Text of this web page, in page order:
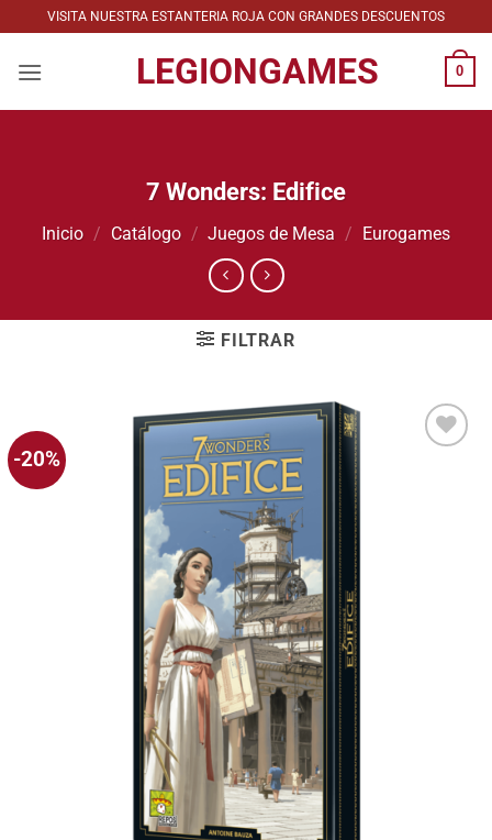
al
contenido
VISITA NUESTRA ESTANTERIA ROJA CON GRANDES DESCUENTOS
LEGIONGAMES 0
7 Wonders: Edifice
Inicio / Catálogo / Juegos de Mesa / Eurogames
FILTRAR
-20%